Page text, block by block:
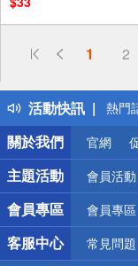
1 2
活動快訊
偏遠
得獎
熱門
銀行
偏遠
詐騙
關於我們
官網
主題活動 會員活動
會員專區 會員專區
客服中心 常見問題